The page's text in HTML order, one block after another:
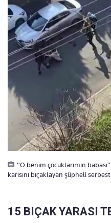
"O benim çocuklarımın
karısını bıçaklayan şüpheli serbest
15 BIÇAK YARASI